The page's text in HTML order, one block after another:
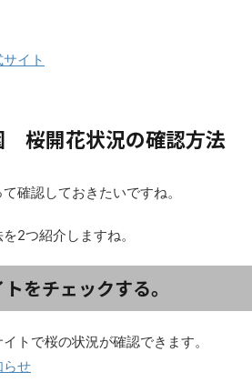
イト
桜開花状況の確認方法
確認しておきたいですね。
2つ紹介しますね。
をチェックする。
トで桜の状況が確認できます。
らせ